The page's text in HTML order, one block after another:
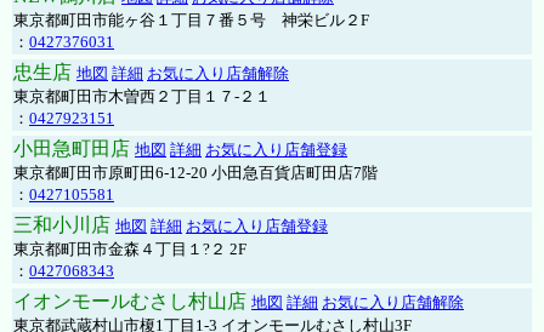
東京都町田市能ヶ谷１丁目７番５号 神栄ビル２F
： 0427376031
忠生店 地図 詳細 お気に入り店舗解除
東京都町田市木曽西２丁目１７-２１
： 0427923151
小田急町田店 地図 詳細 お気に入り店舗登録
東京都町田市原町田6-12-20 小田急百貨店町田店7階
： 0427105581
三和小川店 地図 詳細 お気に入り店舗登録
東京都町田市金森４丁目１?２ 2F
： 0427068343
イオンモールむさし村山店 地図 詳細 お気に入り店舗解除
東京都武蔵村山市榎1丁目1-3 イオンモールむさし村山3F